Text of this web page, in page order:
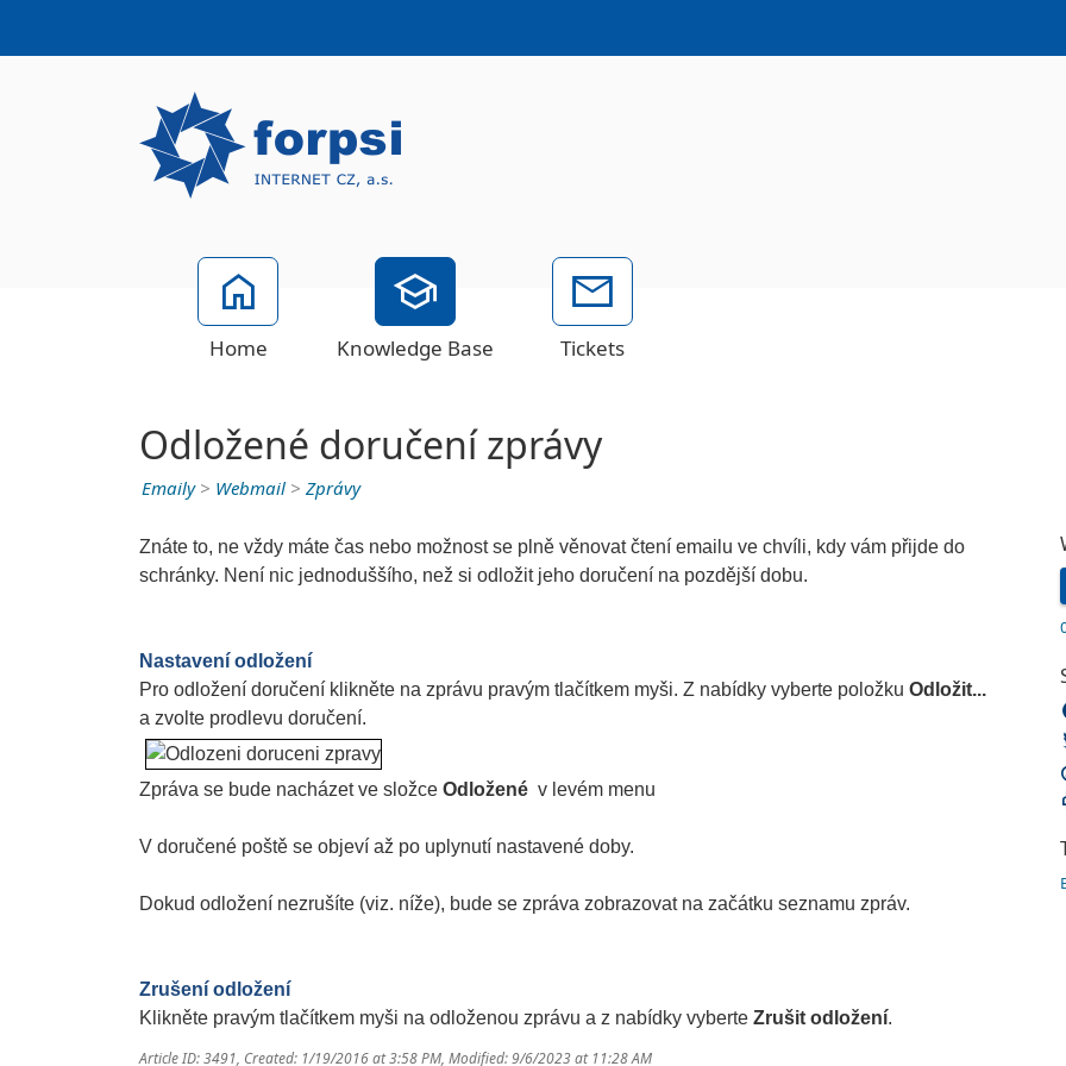
Home Knowledge Base Tickets
Odložené doručení zprávy
Emaily> Webmail > Zprávy
Znáte to, ne vždy máte čas nebo možnost se plně věnovat čtení emailu ve chvíli, kdy vám přijde do
schránky. Není nic jednoduššího, než si odložit jeho doručení na pozdější dobu.
Nastavení odložení
Pro odložení doručení klikněte na zprávu pravým tlačítkem myši. Z nabídky vyberte položku Odložit...
a zvolte prodlevu doručení.
Zpráva se bude nacházet ve složce Odložené v levém menu
V doručené poště se objeví až po uplynutí nastavené doby.
Dokud odložení nezrušíte (viz. níže), bude se zpráva zobrazovat na začátku seznamu zpráv.
Zrušení odložení
Klikněte pravým tlačítkem myši na odloženou zprávu a z nabídky vyberte Zrušit odložení.
Article ID: 3491, Created: 1/19/2016 at 3:58 PM, Modified: 9/6/2023 at 11:28 AM